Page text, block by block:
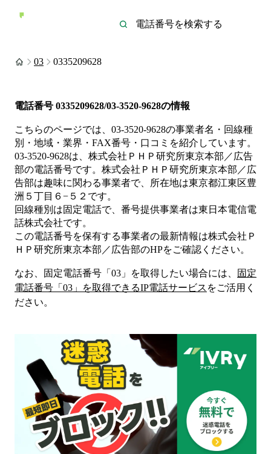
03 0335209628
電話番号 0335209628/03-3520-9628の情報
こちらのページでは、 03-3520-9628の事業者名・回線種
別・地域・業界・FAX番号・口コミを紹介しています。
03-3520-9628は、 株式会社ＰＨＰ研究所東京本部／広告
部の電話番号です。 株式会社ＰＨＰ研究所東京本部／広
告部は趣味に関わる事業者で、所在地は東京都江東区豊
洲５丁目６−５２ です。
回線種別は固定電話で、番号提供事業者は東日本電信電
話株式会社です。
この電話番号を保有する事業者の最新情報は株式会社Ｐ
ＨＰ研究所東京本部／広告部のHPをご確認ください。
なお、固定電話番号「 03 」を取得したい場合には、
固定
電話番号「 03 」を取得できるIP電話サービス をご活用く
ださい。